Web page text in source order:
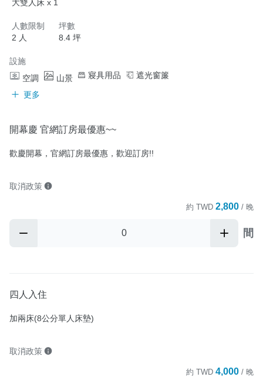
大雙人床 x 1
人數限制
2 人
坪數
8.4 坪
設施
空調
山景 寢具用品 遮光窗簾
更多
開幕慶 官網訂房最優惠~~
歡慶開幕，官網訂房最優惠，歡迎訂房!!
取消政策
約 TWD 2,800 / 晚
間
四人入住
加兩床(8公分單人床墊)
取消政策
約 TWD 4,000 / 晚